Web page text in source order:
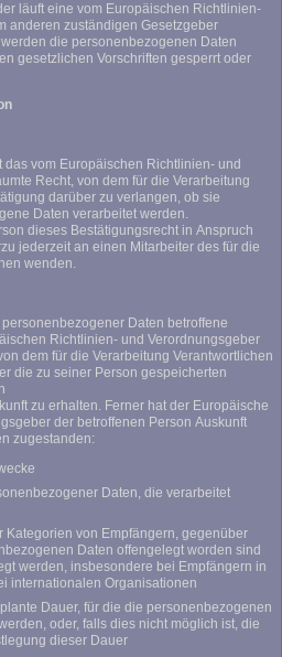
läuft eine vom Europäischen Richtlinien-
anderen zuständigen Gesetzgeber
die personenbezogenen Daten
gesetzlichen Vorschriften gesperrt oder
vom Europäischen Richtlinien- und
Recht, von dem für die Verarbeitung
darüber zu verlangen, ob sie
Daten verarbeitet werden.
dieses Bestätigungsrecht in Anspruch
jederzeit an einen Mitarbeiter des für die
wenden.
Daten betroffene
Richtlinien- und Verordnungsgeber
dem für die Verarbeitung Verantwortlichen
die zu seiner Person gespeicherten
zu erhalten. Ferner hat der Europäische
der betroffenen Person Auskunft
zugestanden:
Daten, die verarbeitet
Kategorien von Empfängern, gegenüber
Daten offengelegt worden sind
werden, insbesondere bei Empfängern in
internationalen Organisationen
Dauer, für die die personenbezogenen
oder, falls dies nicht möglich ist, die
dieser Dauer